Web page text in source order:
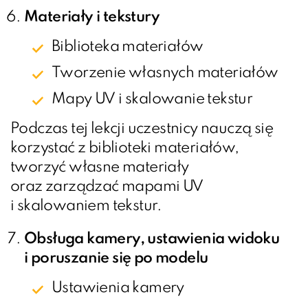
Materiały i tekstury
Biblioteka materiałów
Tworzenie własnych materiałów
Mapy UV i skalowanie tekstur
Podczas tej lekcji uczestnicy nauczą się
korzystać z biblioteki materiałów,
tworzyć własne materiały
oraz zarządzać mapami UV
i skalowaniem tekstur.
Obsługa kamery, ustawienia widoku
i poruszanie się po modelu
Ustawienia kamery